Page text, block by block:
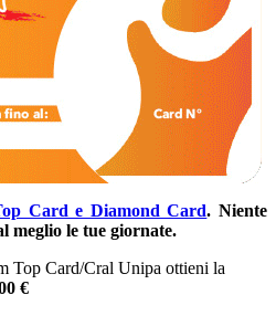
Card e Diamond Card. Niente
meglio le tue giornate.
Top Card/Cral Unipa ottieni la
€